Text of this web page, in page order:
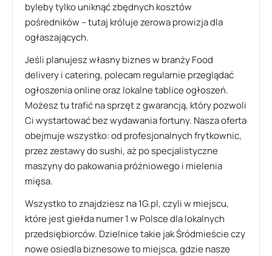
byleby tylko uniknąć zbędnych kosztów
pośredników – tutaj króluje zerowa prowizja dla
ogłaszających.
Jeśli planujesz własny biznes w branży Food
delivery i catering, polecam regularnie przeglądać
ogłoszenia online oraz lokalne tablice ogłoszeń.
Możesz tu trafić na sprzęt z gwarancją, który pozwoli
Ci wystartować bez wydawania fortuny. Nasza oferta
obejmuje wszystko: od profesjonalnych frytkownic,
przez zestawy do sushi, aż po specjalistyczne
maszyny do pakowania próżniowego i mielenia
mięsa.
Wszystko to znajdziesz na 1G.pl, czyli w miejscu,
które jest giełda numer 1 w Polsce dla lokalnych
przedsiębiorców. Dzielnice takie jak Śródmieście czy
nowe osiedla biznesowe to miejsca, gdzie nasze